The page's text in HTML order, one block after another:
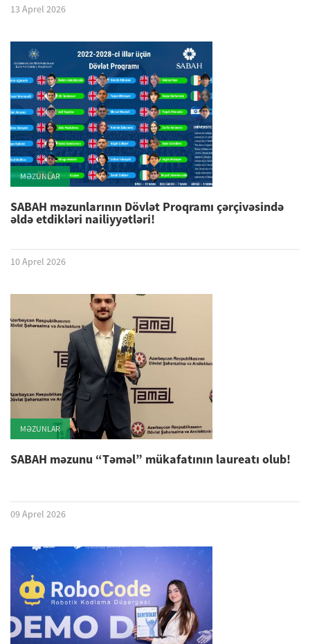
13 Aprel 2026
MƏZUNLAR
SABAH məzunlarının Dövlət Proqramı çərçivəsində
əldə etdikləri nailiyyətləri!
10 Aprel 2026
MƏZUNLAR
SABAH məzunu “Təməl” mükafatının laureatı olub!
09 Aprel 2026